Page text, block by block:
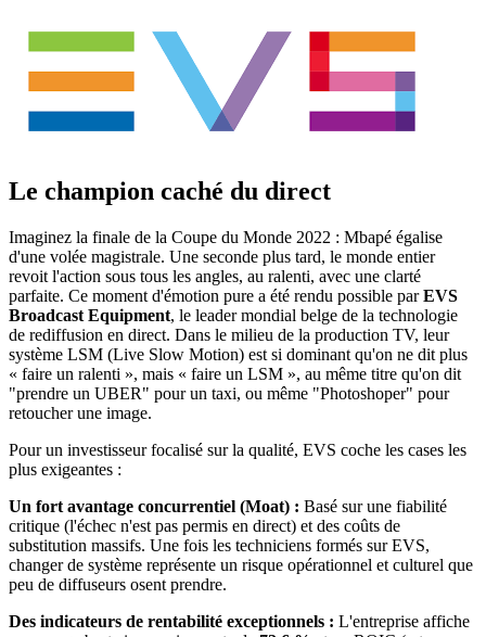
Le champion caché du direct
Imaginez la finale de la Coupe du Monde 2022 : Mbapé égalise
d'une volée magistrale. Une seconde plus tard, le monde entier
revoit l'action sous tous les angles, au ralenti, avec une clarté
parfaite. Ce moment d'émotion pure a été rendu possible parEVS
Broadcast Equipment, le leader mondial belge de la technologie
de rediffusion en direct. Dans le milieu de la production TV, leur
système LSM (Live Slow Motion) est si dominant qu'on ne dit plus
« faire un ralenti », mais « faire un LSM », au même titre qu'on dit
"prendre un UBER" pour un taxi, ou même "Photoshoper" pour
retoucher une image.
Pour un investisseur focalisé sur la qualité, EVS coche les cases les
plus exigeantes :
Un fort avantage concurrentiel (Moat) : Basé sur une fiabilité
critique (l'échec n'est pas permis en direct) et des coûts de
substitution massifs. Une fois les techniciens formés sur EVS,
changer de système représente un risque opérationnel et culturel que
peu de diffuseurs osent prendre.
Des indicateurs de rentabilité exceptionnels : L'entreprise affiche